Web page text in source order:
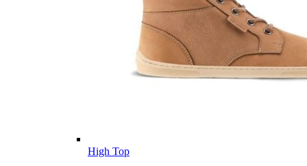
High Top